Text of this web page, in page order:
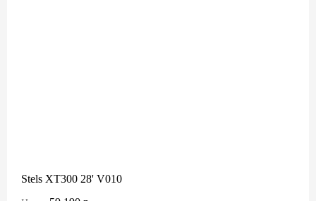
Stels XT300 28' V010